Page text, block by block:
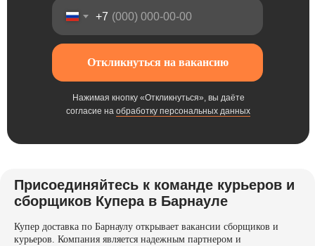
+7
Откликнуться на вакансию
Нажимая кнопку «Откликнуться», вы даёте
согласие на обработку персональных данных
Присоединяйтесь к команде курьеров и
сборщиков Купера в Барнауле
Купер доставка по Барнаулу открывает вакансии сборщиков и
курьеров. Компания является надежным партнером и